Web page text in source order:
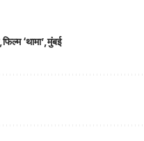
फिल्म ‘थामा’ मुंबई